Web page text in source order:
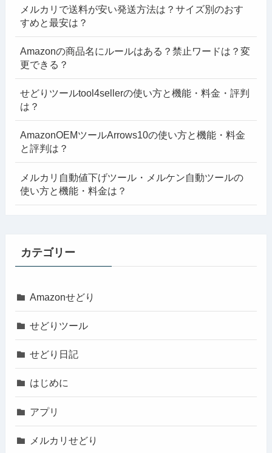
メルカリで送料が安い発送方法は？サイズ別のおす
すめと最安は？
Amazonの商品名にルールはある？禁止ワードは？変
更できる？
せどりツールtool4sellerの使い方と機能・料金・評判
は？
AmazonOEMツールArrows10の使い方と機能・料金
と評判は？
メルカリ自動値下げツール・メルケン自動ツールの
使い方と機能・料金は？
カテゴリー
Amazonせどり
せどりツール
せどり日記
はじめに
アプリ
メルカリせどり